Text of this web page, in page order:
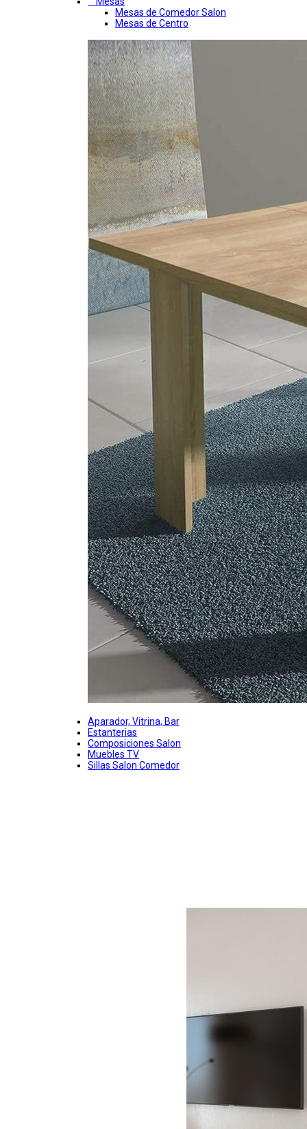
Mesas de Comedor Salon
Mesas de Centro
Aparador, Vitrina, Bar
Estanterias
Composiciones Salon
Muebles TV
Sillas Salon Comedor